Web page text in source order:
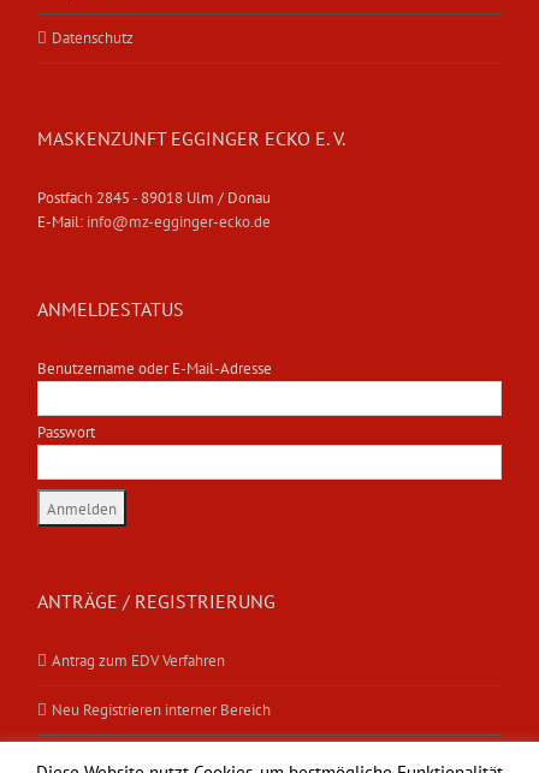
Datenschutz
MASKENZUNFT EGGINGER ECKO E. V.
Postfach 2845 - 89018 Ulm / Donau
E-Mail: info@mz-egginger-ecko.de
ANMELDESTATUS
Benutzername oder E-Mail-Adresse
Passwort
ANTRÄGE / REGISTRIERUNG
Antrag zum EDV Verfahren
Neu Registrieren interner Bereich